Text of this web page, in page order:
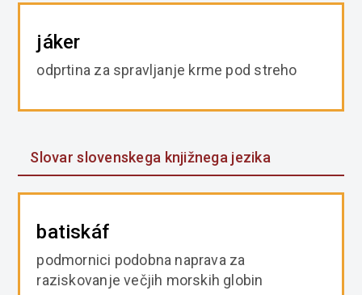
jáker
odprtina za spravljanje krme pod streho
Slovar slovenskega knjižnega jezika
batiskáf
podmornici podobna naprava za
raziskovanje večjih morskih globin